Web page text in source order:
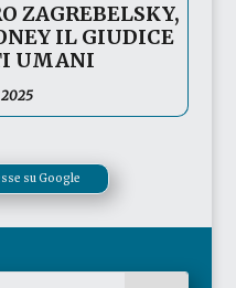
ZAGREBELSKY,
IL GIUDICE
UMANI
su Google